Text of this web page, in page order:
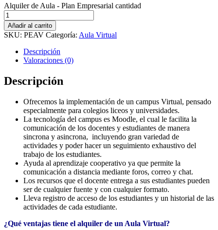
Alquiler de Aula - Plan Empresarial cantidad
Añadir al carrito
SKU: PEAV Categoría: Aula Virtual
Descripción
Valoraciones (0)
Descripción
Ofrecemos la implementación de un campus Virtual, pensado
especialmente para colegios liceos y universidades.
La tecnología del campus es Moodle, el cual le facilita la
comunicación de los docentes y estudiantes de manera
sincrona y asincrona, incluyendo gran variedad de
actividades y poder hacer un seguimiento exhaustivo del
trabajo de los estudiantes.
Ayuda al aprendizaje cooperativo ya que permite la
comunicación a distancia mediante foros, correo y chat.
Los recursos que el docente entrega a sus estudiantes pueden
ser de cualquier fuente y con cualquier formato.
Lleva registro de acceso de los estudiantes y un historial de las
actividades de cada estudiante.
¿Qué ventajas tiene el alquiler de un Aula Virtual?